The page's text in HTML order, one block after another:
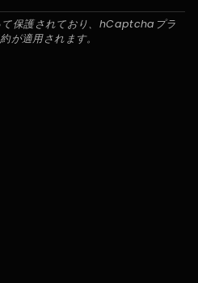
保護されており、hCaptcha プラ
が適用されます。